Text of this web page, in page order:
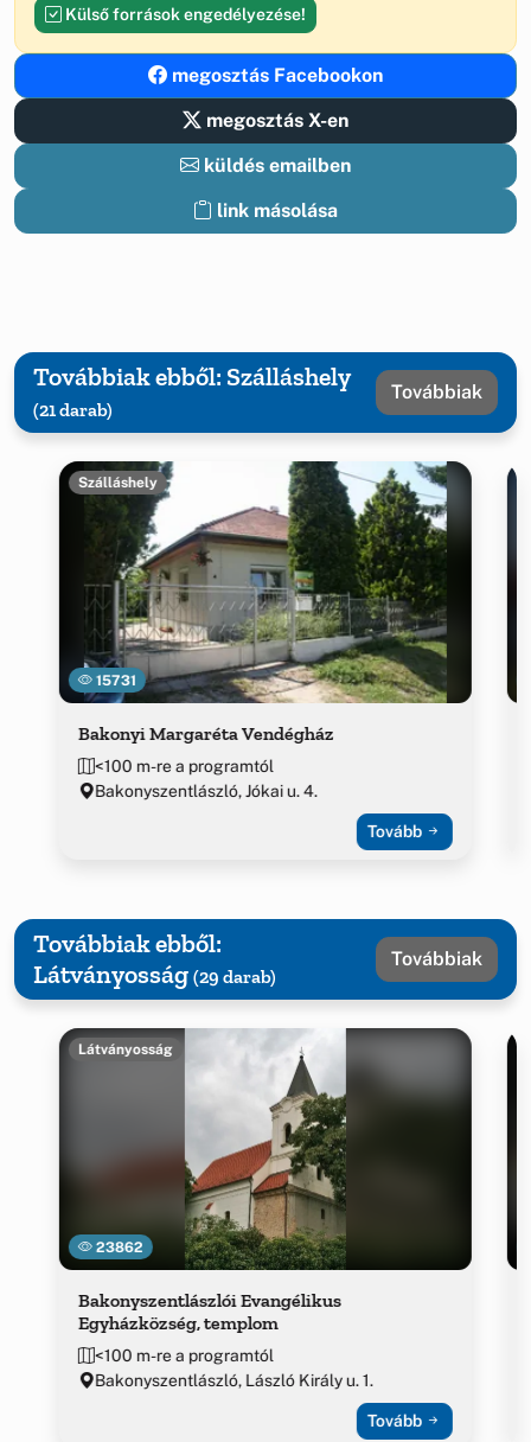
Külső források engedélyezése!
megosztás Facebookon
megosztás X-en
küldés emailben
link másolása
Továbbiak ebből: Szálláshely
(21 darab)
Továbbiak
15731
Szálláshely
Bakonyi Margaréta Vendégház
<100 m-re a programtól
Bakonyszentlászló, Jókai u. 4.
Tovább
Továbbiak ebből:
Látványosság (29 darab)
Továbbiak
23862
Látványosság
Bakonyszentlászlói Evangélikus
Egyházközség, templom
<100 m-re a programtól
Bakonyszentlászló, László Király u. 1.
Tovább